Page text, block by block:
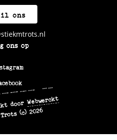
ons
ons op
doorWebwerckt
(c) 2026